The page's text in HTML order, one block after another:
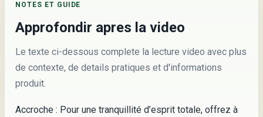
NOTES ET GUIDE
Approfondir apres la video
Le texte ci-dessous complete la lecture video avec plus
de contexte, de details pratiques et d'informations
produit.
Accroche : Pour une tranquillité d’esprit totale, offrez à